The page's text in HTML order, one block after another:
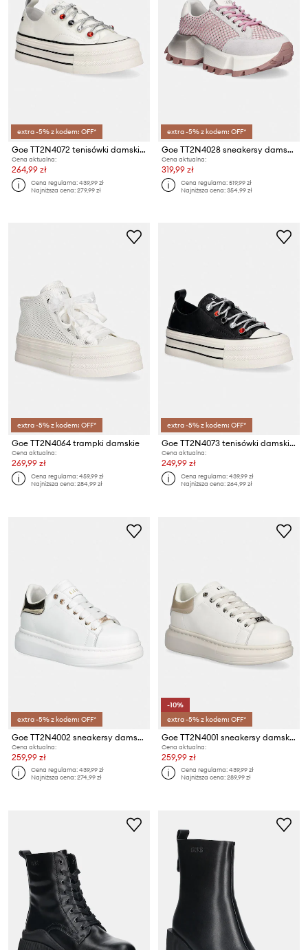
extra -5% z kodem: OFF*
Goe TT2N4072 tenisówki damskie skórzane
Cena aktualna:
264,99 zł
Cena regularna:439,99 zł
Najniższa cena:279,99 zł
extra -5% z kodem: OFF*
Goe TT2N4028 sneakersy damskie
Cena aktualna:
319,99 zł
Cena regularna:519,99 zł
Najniższa cena:354,99 zł
extra -5% z kodem: OFF*
Goe TT2N4064 trampki damskie
Cena aktualna:
269,99 zł
Cena regularna:459,99 zł
Najniższa cena:284,99 zł
extra -5% z kodem: OFF*
Goe TT2N4073 tenisówki damskie skórzane
Cena aktualna:
249,99 zł
Cena regularna:439,99 zł
Najniższa cena:264,99 zł
extra -5% z kodem: OFF*
Goe TT2N4002 sneakersy damskie skórzane
Cena aktualna:
259,99 zł
Cena regularna:439,99 zł
Najniższa cena:274,99 zł
-10%
extra -5% z kodem: OFF*
Goe TT2N4001 sneakersy damskie skórzane
Cena aktualna:
259,99 zł
Cena regularna:439,99 zł
Najniższa cena:289,99 zł